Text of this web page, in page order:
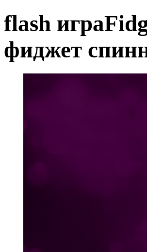
flash
фиджет